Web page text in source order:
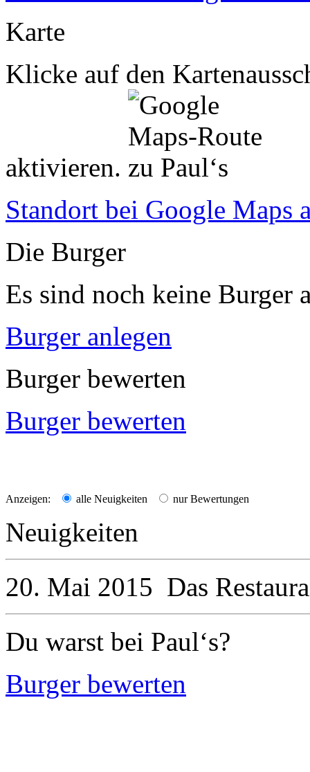
Karte
Klicke auf den
aktivieren.
Standort bei Google Maps
Die Burger
Es sind noch keine Burger
Burger anlegen
Burger bewerten
Burger bewerten
Anzeigen: alle Neuigkeiten nur Bewertungen
Neuigkeiten
20. Mai 2015 Das
Du warst bei Paul‘s?
Burger bewerten